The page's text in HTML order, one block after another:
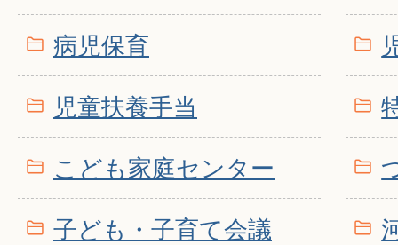
病児保育
児童扶養手当
こども家庭センター
子ども・子育て会議